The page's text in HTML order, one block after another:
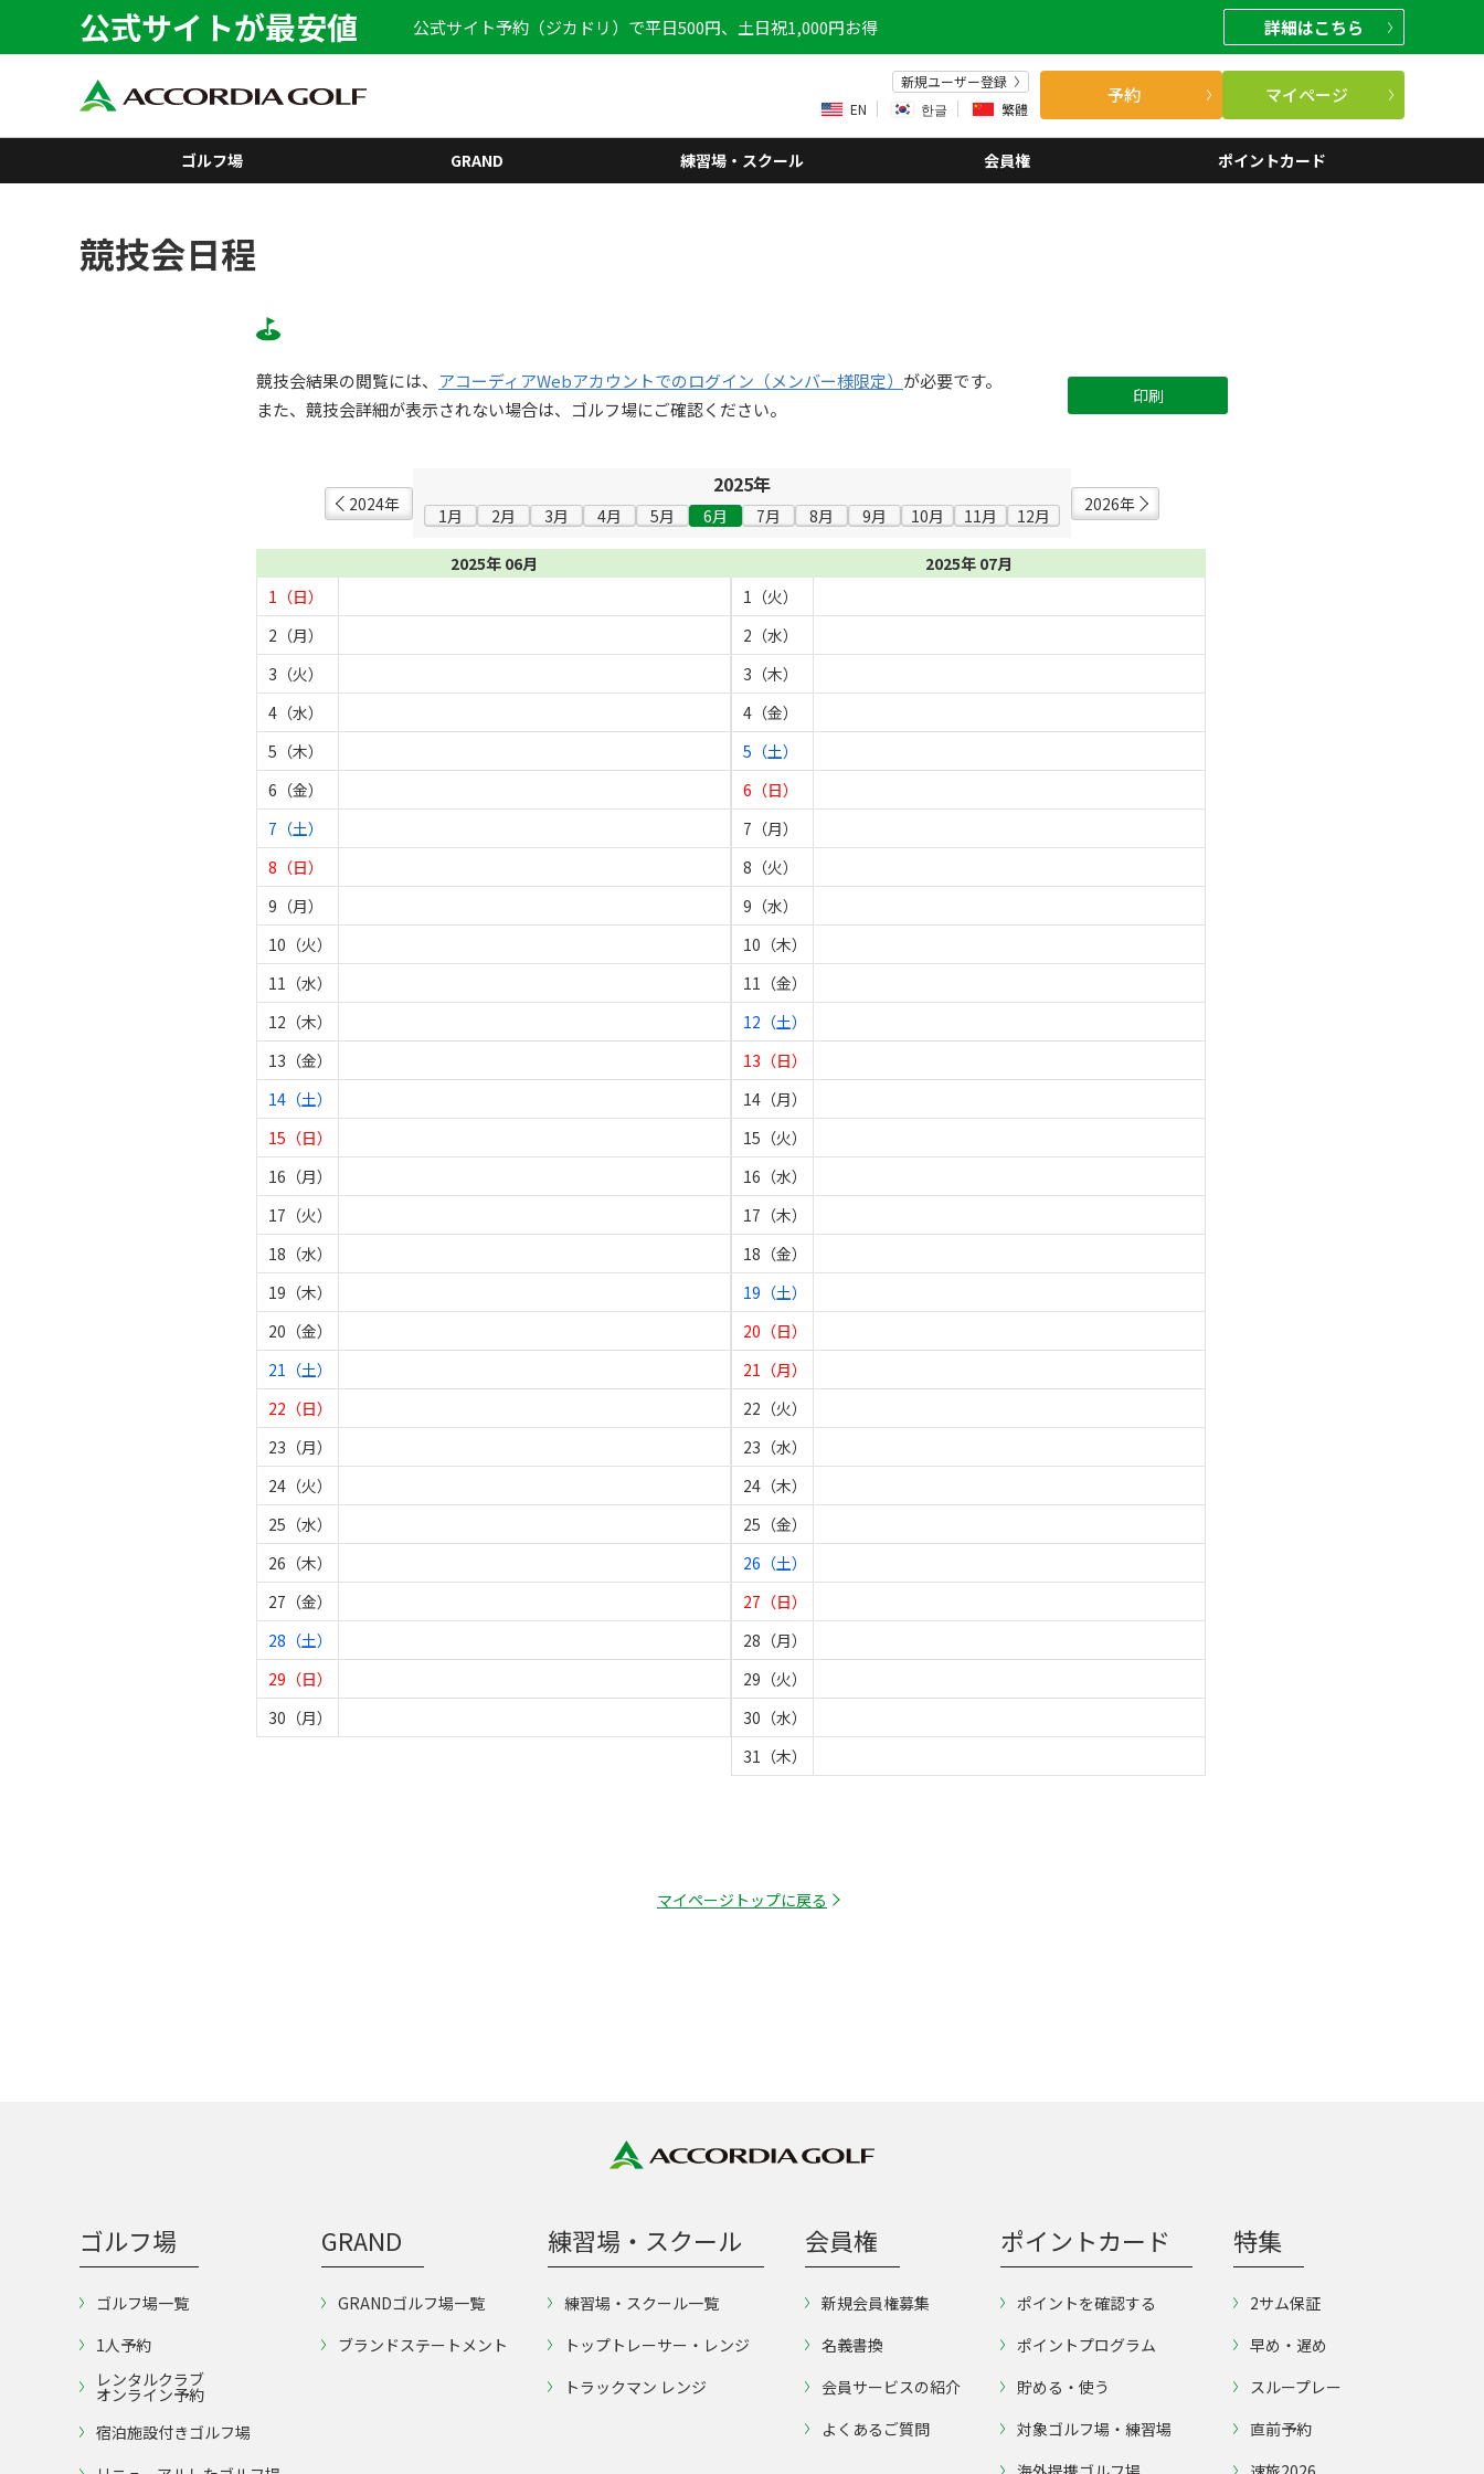
公式サイトが最安値 公式サイト予約（ジカドリ）で平日500円、土日祝1,000円お得 詳細はこちら
新規ユーザー登録
EN
한글 繁體
予約 マイページ
ゴルフ場 GRAND 練習場・スクール 会員権 ポイントカード
競技会日程
競技会結果の閲覧には、 アコーディアWebアカウントでのログイン（メンバー様限定） が必要です。
また、競技会詳細が表示されない場合は、ゴルフ場にご確認ください。
印刷
2024年
2025年
1月 2月 3月 4月 5月 6月 7月 8月 9月 10月 11月 12月
2026年
2025年 06月
1（日）
2（月）
3（火）
4（水）
5（木）
6（金）
7（土）
8（日）
9（月）
10（火）
11（水）
12（木）
13（金）
14（土）
15（日）
16（月）
17（火）
18（水）
19（木）
20（金）
21（土）
22（日）
23（月）
24（火）
25（水）
26（木）
27（金）
28（土）
29（日）
30（月）
2025年 07月
1（火）
2（水）
3（木）
4（金）
5（土）
6（日）
7（月）
8（火）
9（水）
10（木）
11（金）
12（土）
13（日）
14（月）
15（火）
16（水）
17（木）
18（金）
19（土）
20（日）
21（月）
22（火）
23（水）
24（木）
25（金）
26（土）
27（日）
28（月）
29（火）
30（水）
31（木）
マイページトップに戻る
ゴルフ場
ゴルフ場一覧
1人予約
レンタルクラブ
オンライン予約
宿泊施設付きゴルフ場
GRAND
GRANDゴルフ場一覧
ブランドステートメント
練習場・スクール
練習場・スクール一覧
トップトレーサー・レンジ
トラックマン レンジ
会員権
新規会員権募集
名義書換
会員サービスの紹介
よくあるご質問
ポイントカード
ポイントを確認する
ポイントプログラム
貯める・使う
対象ゴルフ場・練習場
特集
2サム保証
早め・遅め
スループレー
直前予約